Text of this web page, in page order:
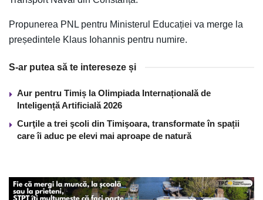
Propunerea PNL pentru Ministerul Educației va merge la
președintele Klaus Iohannis pentru numire.
S-ar putea să te intereseze și
Aur pentru Timiș la Olimpiada Internațională de
Inteligență Artificială 2026
Curţile a trei şcoli din Timişoara, transformate în spații
care îi aduc pe elevi mai aproape de natură